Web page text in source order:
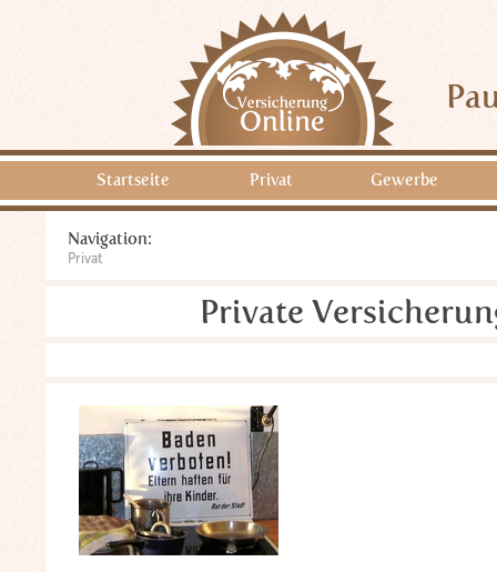
Startseite Privat Gewerbe
Navigation:
Privat
Private